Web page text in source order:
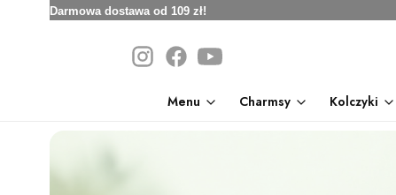
Darmowa dostawa od 109 zł!
Menu Charmsy Kolczyki